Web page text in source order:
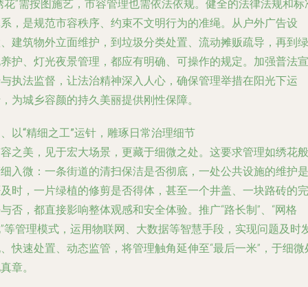
花”需按图施艺，市容管理也需依法依规。健全的法律法规和标
，是规范市容秩序、约束不文明行为的准绳。从户外广告设
建筑物外立面维护，到垃圾分类处置、流动摊贩疏导，再到绿
护、灯光夜景管理，都应有明确、可操作的规定。加强普法宣
执法监督，让法治精神深入人心，确保管理举措在阳光下运
为城乡容颜的持久美丽提供刚性保障。
以“精细之工”运针，雕琢日常治理细节
之美，见于宏大场景，更藏于细微之处。这要求管理如绣花般
入微：一条街道的清扫保洁是否彻底，一处公共设施的维护是
时，一片绿植的修剪是否得体，甚至一个井盖、一块路砖的完
否，都直接影响整体观感和安全体验。推广“路长制”、“网格
等管理模式，运用物联网、大数据等智慧手段，实现问题及时
快速处置、动态监管，将管理触角延伸至“最后一米”，于细微
章。